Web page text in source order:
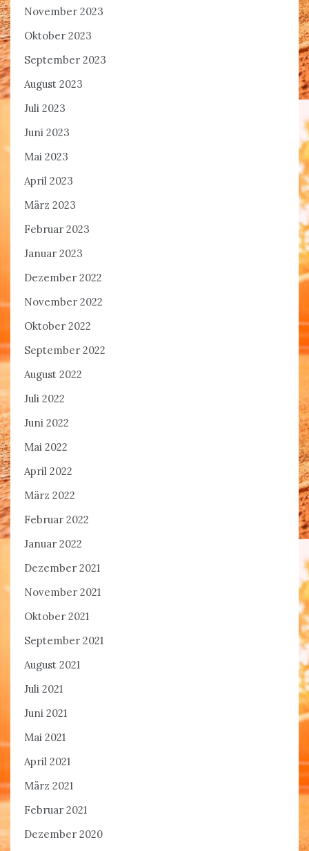
November 2023
Oktober 2023
September 2023
August 2023
Juli 2023
Juni 2023
Mai 2023
April 2023
März 2023
Februar 2023
Januar 2023
Dezember 2022
November 2022
Oktober 2022
September 2022
August 2022
Juli 2022
Juni 2022
Mai 2022
April 2022
März 2022
Februar 2022
Januar 2022
Dezember 2021
November 2021
Oktober 2021
September 2021
August 2021
Juli 2021
Juni 2021
Mai 2021
April 2021
März 2021
Februar 2021
Dezember 2020